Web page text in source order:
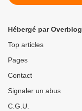
Hébergé par Overblog
Top articles
Pages
Contact
Signaler un abus
C.G.U.